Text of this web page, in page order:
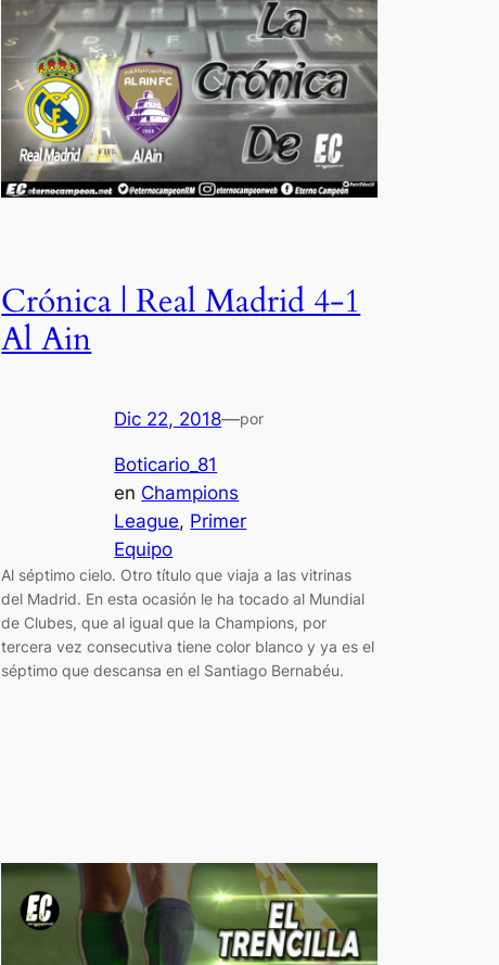
Crónica | Real Madrid 4-1
Al Ain
Dic 22, 2018—por
Boticario_81
en Champions
League, Primer
Equipo
Al séptimo cielo. Otro título que viaja a las vitrinas
del Madrid. En esta ocasión le ha tocado al Mundial
de Clubes, que al igual que la Champions, por
tercera vez consecutiva tiene color blanco y ya es el
séptimo que descansa en el Santiago Bernabéu.